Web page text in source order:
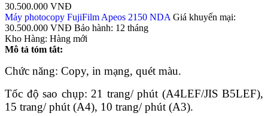
30.500.000 VNĐ
Máy photocopy FujiFilm Apeos 2150 NDA Giá khuyến mại:
30.500.000 VNĐ Bảo hành: 12 tháng
Kho Hàng: Hàng mới
Mô tả tóm tắt:
Chức năng: Copy, in mạng, quét màu.
Tốc độ sao chụp: 21 trang/ phút (A4LEF/JIS B5LEF),
15 trang/ phút (A4), 10 trang/ phút (A3).